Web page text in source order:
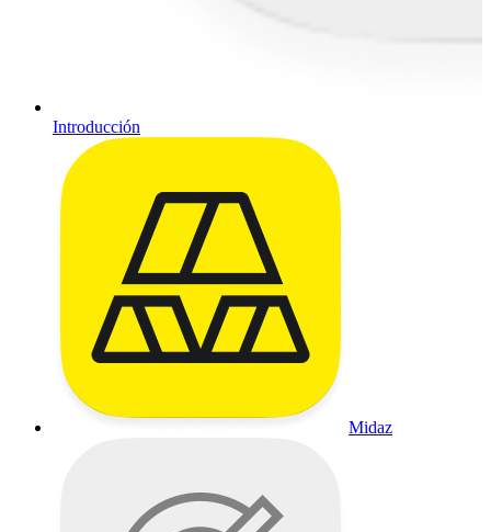
Introducción
Midaz